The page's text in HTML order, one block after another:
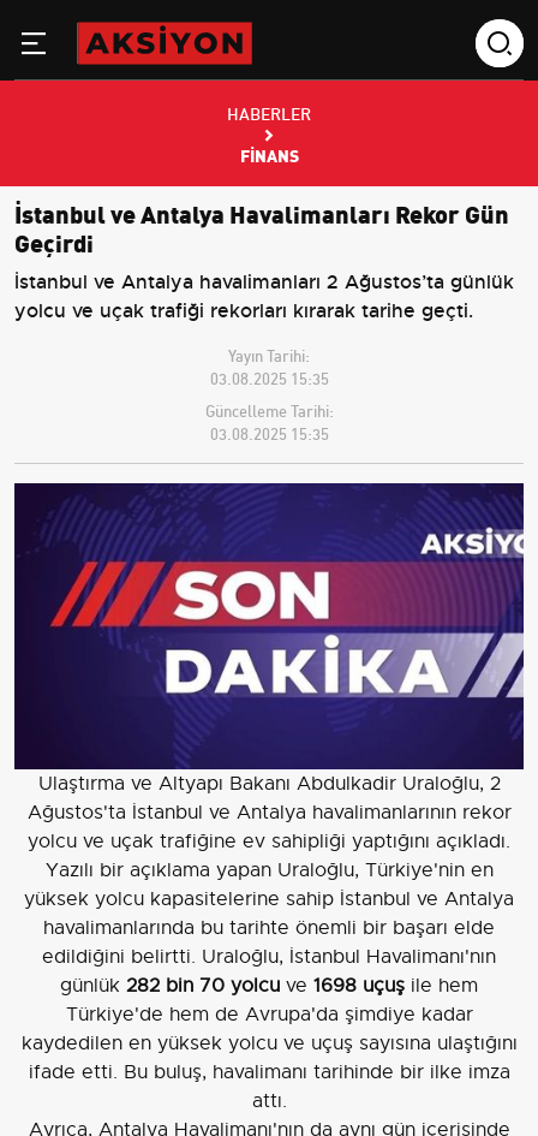
HABERLER
FINANS
İstanbul ve Antalya Havalimanları Rekor Gün
Geçirdi
İstanbul ve Antalya havalimanları 2 Ağustos’ta günlük
yolcu ve uçak trafiği rekorları kırarak tarihe geçti.
Yayın Tarihi:
03.08.2025 15:35
Güncelleme Tarihi:
03.08.2025 15:35
Ulaştırma ve Altyapı Bakanı Abdulkadir Uraloğlu, 2
Ağustos'ta İstanbul ve Antalya havalimanlarının rekor
yolcu ve uçak trafiğine ev sahipliği yaptığını açıkladı.
Yazılı bir açıklama yapan Uraloğlu, Türkiye'nin en
yüksek yolcu kapasitelerine sahip İstanbul ve Antalya
havalimanlarında bu tarihte önemli bir başarı elde
edildiğini belirtti. Uraloğlu, İstanbul Havalimanı'nın
günlük 282 bin 70 yolcu ve 1698 uçuş ile hem
Türkiye'de hem de Avrupa'da şimdiye kadar
kaydedilen en yüksek yolcu ve uçuş sayısına ulaştığını
ifade etti. Bu buluş, havalimanı tarihinde bir ilke imza
attı.
Ayrıca, Antalya Havalimanı'nın da aynı gün içerisinde